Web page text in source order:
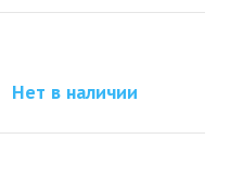
Нет в наличии